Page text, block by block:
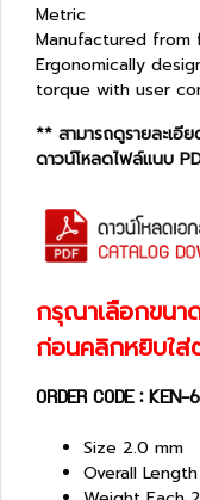
Metric
Manufactured from
Ergonomically
torque with user
** สามารถดูรายละเ
ดาวน์โหลดไฟล์แนบ
กรุณาเลือกขนา
ก่อนคลิกหยิบใส่
ORDER CODE :
Size 2.0 mm
Overall